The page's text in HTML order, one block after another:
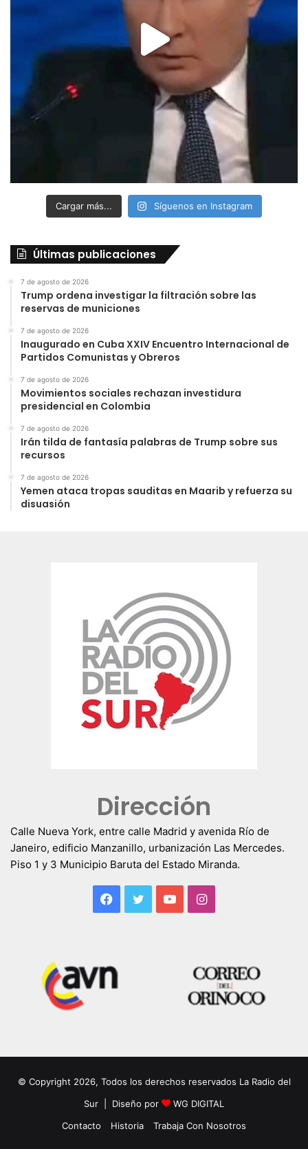
Cargar más... Síguenos en Instagram
Últimas publicaciones
7 de agosto de 2026
Trump ordena investigar la filtración sobre las
reservas de municiones
7 de agosto de 2026
Inaugurado en Cuba XXIV Encuentro Internacional de
Partidos Comunistas y Obreros
7 de agosto de 2026
Movimientos sociales rechazan investidura
presidencial en Colombia
7 de agosto de 2026
Irán tilda de fantasía palabras de Trump sobre sus
recursos
7 de agosto de 2026
Yemen ataca tropas sauditas en Maarib y refuerza su
disuasión
Dirección
Calle Nueva York, entre calle Madrid y avenida Río de
Janeiro, edificio Manzanillo, urbanización Las Mercedes.
Piso 1 y 3 Municipio Baruta del Estado Miranda.
Facebook
TwitterYouTubeInstagram
© Copyright 2026, Todos los derechos reservados La Radio del
Sur | Diseño por
WG DIGITAL
Contacto
Historia Trabaja Con Nosotros